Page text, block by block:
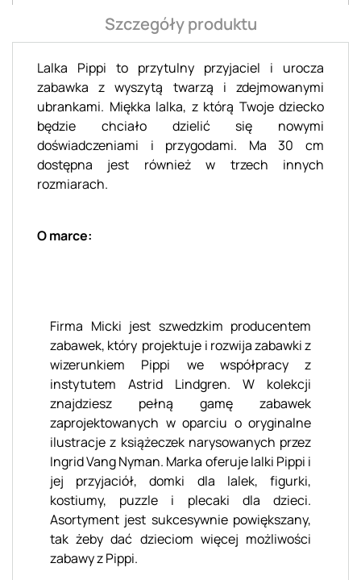
Szczegóły produktu
Lalka Pippi to przytulny przyjaciel i urocza
zabawka z wyszytą twarzą i zdejmowanymi
ubrankami. Miękka lalka, z którą Twoje dziecko
będzie chciało dzielić się nowymi
doświadczeniami i przygodami. Ma 30 cm
dostępna jest również w trzech innych
rozmiarach.
O marce:
Firma Micki jest szwedzkim producentem
zabawek, który projektuje i rozwija zabawki z
wizerunkiem Pippi we współpracy z
instytutem Astrid Lindgren. W kolekcji
znajdziesz pełną gamę zabawek
zaprojektowanych w oparciu o oryginalne
ilustracje z książeczek narysowanych przez
Ingrid Vang Nyman. Marka oferuje lalki Pippi i
jej przyjaciół, domki dla lalek, figurki,
kostiumy, puzzle i plecaki dla dzieci.
Asortyment jest sukcesywnie powiększany,
tak żeby dać dzieciom więcej możliwości
zabawy z Pippi.